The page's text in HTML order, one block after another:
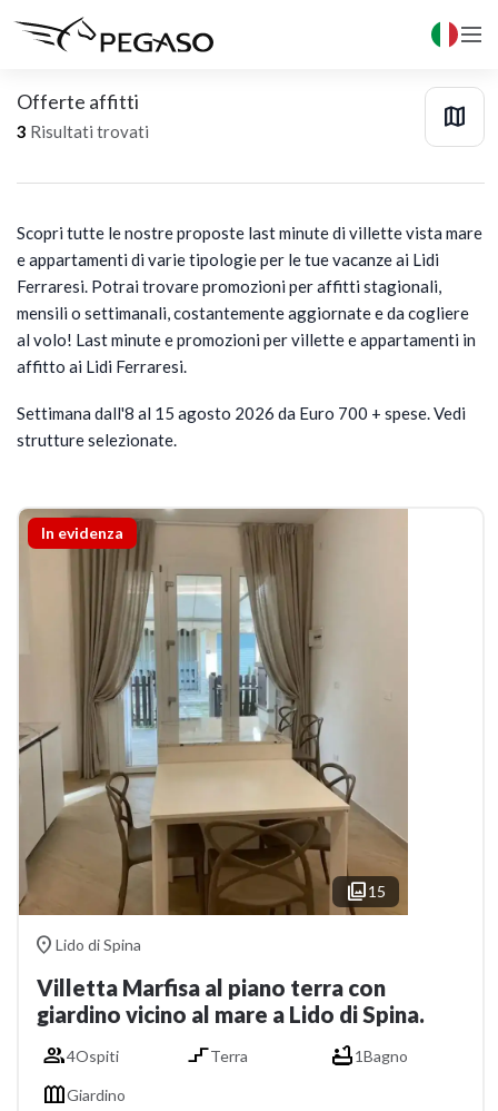

Offerte affitti
3 Risultati trovati 
Scopri tutte le nostre proposte last minute di villette vista mare
e appartamenti di varie tipologie per le tue vacanze ai Lidi
Ferraresi. Potrai trovare promozioni per affitti stagionali,
mensili o settimanali, costantemente aggiornate e da cogliere
al volo! Last minute e promozioni per villette e appartamenti in
affitto ai Lidi Ferraresi.
Settimana dall'8 al 15 agosto 2026 da Euro 700 + spese. Vedi
strutture selezionate.
In evidenza
15
 Lido di Spina
Villetta Marfisa al piano terra con
giardino vicino al mare a Lido di Spina.
4Ospiti Terra 1Bagno
Giardino